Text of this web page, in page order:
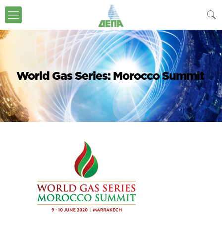
World Gas Series: Morocco Summit